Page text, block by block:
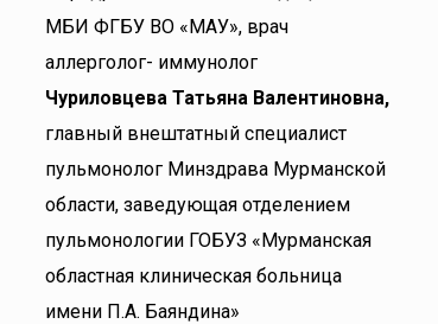
МБИ ФГБУ ВО «МАУ», врач
аллерголог- иммунолог
Чуриловцева Татьяна Валентиновна,
главный внештатный специалист
пульмонолог Минздрава Мурманской
области, заведующая отделением
пульмонологии ГОБУЗ «Мурманская
областная клиническая больница
имени П.А. Баяндина»